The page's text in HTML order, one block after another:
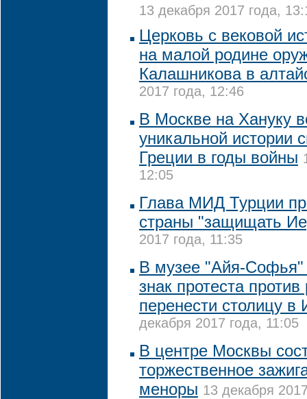
13 декабря 2017 года,
Церковь с вековой
на малой родине
Калашникова в
2017 года, 12:46
В Москве на Хануку
уникальной истории
Греции в годы войны
12:05
Глава МИД Турции
страны "защищать
2017 года, 11:35
В музее "Айя-
знак протеста
перенести столицу в
декабря 2017 года, 11:05
В центре Москвы
торжественное
меноры 13 декабря